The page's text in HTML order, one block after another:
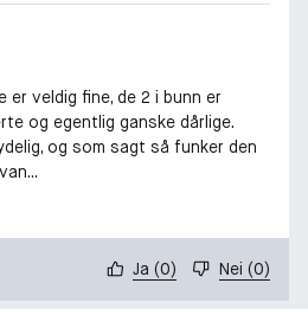
er veldig fine, de 2 i bunn er
og egentlig ganske dårlige.
og som sagt så funker den
Ja (0) Nei (0)